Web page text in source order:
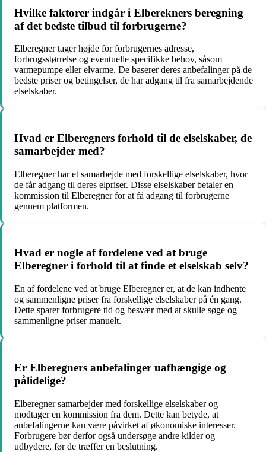
Hvilke faktorer indgår i Elberekners beregning
af det bedste tilbud til forbrugerne?
Elberegner tager højde for forbrugernes adresse,
forbrugsstørrelse og eventuelle specifikke behov, såsom
varmepumpe eller elvarme. De baserer deres anbefalinger på de
bedste priser og betingelser, de har adgang til fra samarbejdende
elselskaber.
Hvad er Elberegners forhold til de elselskaber, de
samarbejder med?
Elberegner har et samarbejde med forskellige elselskaber, hvor
de får adgang til deres elpriser. Disse elselskaber betaler en
kommission til Elberegner for at få adgang til forbrugerne
gennem platformen.
Hvad er nogle af fordelene ved at bruge
Elberegner i forhold til at finde et elselskab selv?
En af fordelene ved at bruge Elberegner er, at de kan indhente
og sammenligne priser fra forskellige elselskaber på én gang.
Dette sparer forbrugere tid og besvær med at skulle søge og
sammenligne priser manuelt.
Er Elberegners anbefalinger uafhængige og
pålidelige?
Elberegner samarbejder med forskellige elselskaber og
modtager en kommission fra dem. Dette kan betyde, at
anbefalingerne kan være påvirket af økonomiske interesser.
Forbrugere bør derfor også undersøge andre kilder og
udbydere, før de træffer en beslutning.